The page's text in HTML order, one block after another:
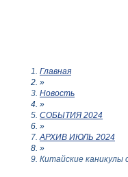
Главная
»
Новость
»
СОБЫТИЯ 2024
»
АРХИВ ИЮЛЬ 2024
»
Китайские каникулы